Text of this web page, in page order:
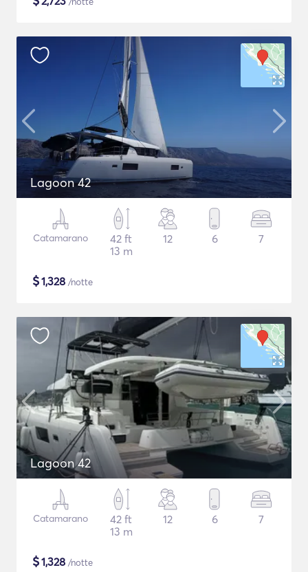
Lagoon 42
Catamarano
42 ft
13 m
12 6 7
$1,328 /notte
Lagoon 42
Catamarano
42 ft
13 m
12 6 7
$1,328 /notte